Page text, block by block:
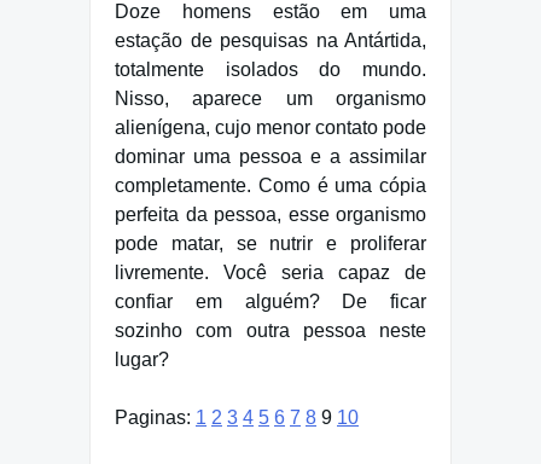
Doze homens estão em uma
estação de pesquisas na Antártida,
totalmente isolados do mundo.
Nisso, aparece um organismo
alienígena, cujo menor contato pode
dominar uma pessoa e a assimilar
completamente. Como é uma cópia
perfeita da pessoa, esse organismo
pode matar, se nutrir e proliferar
livremente. Você seria capaz de
confiar em alguém? De ficar
sozinho com outra pessoa neste
lugar?
Paginas: 1 2 3 4 5 6 7 8 9 10